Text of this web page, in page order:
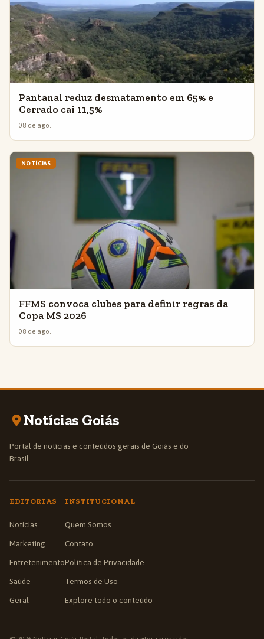
Pantanal reduz desmatamento em 65% e
Cerrado cai 11,5%
08 de ago.
NOTÍCIAS
FFMS convoca clubes para definir regras da
Copa MS 2026
08 de ago.
Notícias Goiás
Portal de notícias e conteúdos gerais de Goiás e do
Brasil
EDITORIAS
Notícias
Marketing
Entretenimento
Saúde
Geral
INSTITUCIONAL
Quem Somos
Contato
Política de Privacidade
Termos de Uso
Explore todo o conteúdo